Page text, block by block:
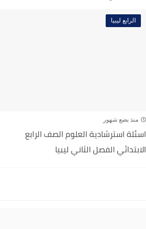
الرابع ليبيا
منذ بضع شهور
اسئلة استرشادية العلوم الصف الرابع
الابتدائي الفصل الثاني ليبيا